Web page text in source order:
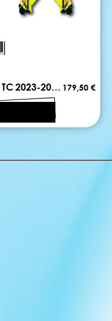
MX Grafiche HUSQVARNA 250 TC 2023-2024 FIRST 179,50 €